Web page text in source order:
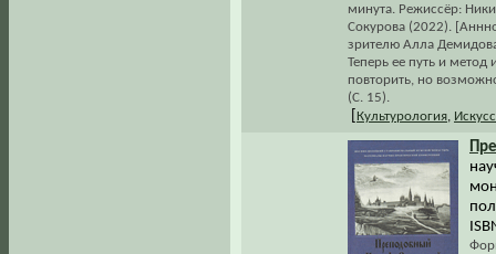
минута. Режиссёр:
Сокурова (2022).
зрителю Алла
Теперь ее путь и
повторить, но
(С. 15).
Культурология